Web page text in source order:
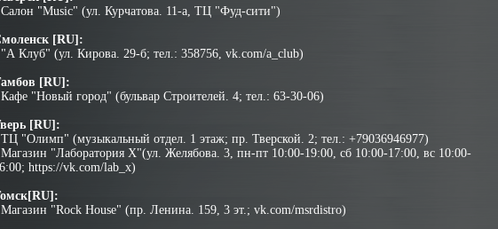
"Music" (ул. Курчатова. 11-а, ТЦ "Фуд-сити")
[RU]:
Клуб" (ул. Кирова. 29-б; тел.: 358756, vk.com/a_club)
[RU]:
"Новый город" (бульвар Строителей. 4; тел.: 63-30-06)
[RU]:
"Олимп" (музыкальный отдел. 1 этаж; пр. Тверской. 2; тел.: +79036946977)
"Лаборатория Х"(ул. Желябова. 3, пн-пт 10:00-19:00, сб 10:00-17:00, вс 10:00-
https://vk.com/lab_x)
"Rock House" (пр. Ленина. 159, 3 эт.; vk.com/msrdistro)